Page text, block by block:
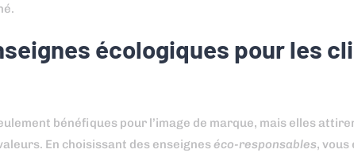
écologiques pour les
bénéfiques pour l’image de marque, mais elles
En choisissant des enseigneséco-responsables, vous